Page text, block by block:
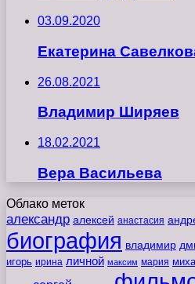
03.09.2020
Екатерина
26.08.2021
Владимир Ширяев
18.02.2021
Вера Васильева
Облако меток
александр алексей анастасия
биография владимир
игорь ирина личной максим мария